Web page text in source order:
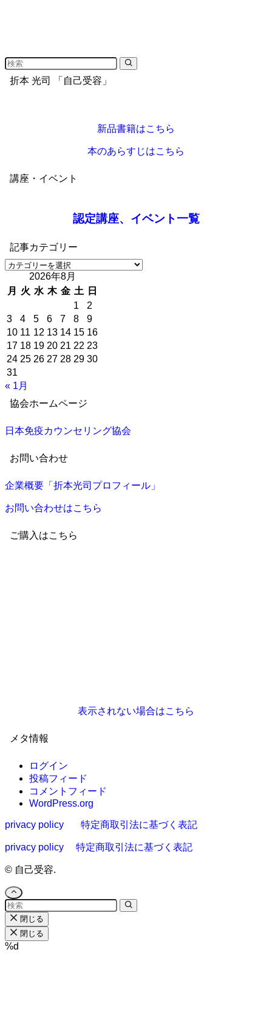
折本 光司 「自己受容」
新品書籍はこちら
本のあらすじはこちら
講座・イベント
認定講座、イベント一覧
記事カテゴリー
記
カ
ゴ
リ
ー
2026年8月
月
火 水 木 金 土
日
1
2
3
4 5 6 7 8
9
10 11 12 13 14 15 16
17 18 19 20 21 22 23
24 25 26 27 28 29 30
31
« 1月
協会ホームページ
日本免疫カウンセリング協会
お問い合わせ
企業概要「折本光司プロフィール」
お問い合わせはこちら
ご購入はこちら
表示されない場合はこちら
メタ情報
ログイン
投稿フィード
コメントフィード
WordPress.org
privacy policy 特定商取引法に基づく表記
privacy policy 特定商取引法に基づく表記
© 自己受容.
閉じる
閉じる
%d